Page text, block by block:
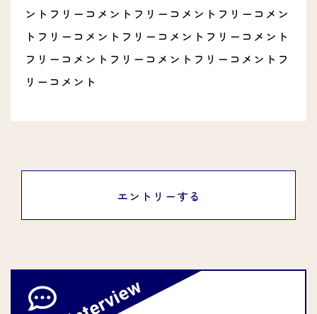
ントフリーコメントフリーコメントフリーコメン
トフリーコメントフリーコメントフリーコメント
フリーコメントフリーコメントフリーコメントフ
リーコメント
エントリーする